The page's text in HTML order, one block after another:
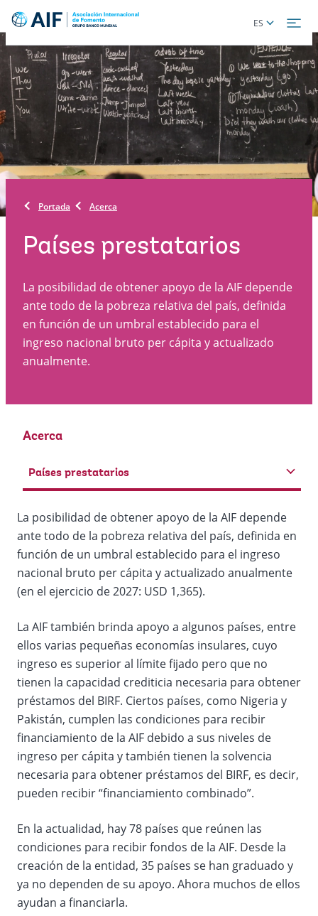
Skip
main
content
Global
toggler
ES
Portada Acerca
Países prestatarios
La posibilidad de obtener apoyo de la AIF depende
ante todo de la pobreza relativa del país, definida
en función de un umbral establecido para el
ingreso nacional bruto per cápita y actualizado
anualmente.
Acerca
Países prestatarios
La posibilidad de obtener apoyo de la AIF depende
ante todo de la pobreza relativa del país, definida en
función de un umbral establecido para el ingreso
nacional bruto per cápita y actualizado anualmente
(en el ejercicio de 2027: USD 1,365).
La AIF también brinda apoyo a algunos países, entre
ellos varias pequeñas economías insulares, cuyo
ingreso es superior al límite fijado pero que no
tienen la capacidad crediticia necesaria para obtener
préstamos del BIRF. Ciertos países, como Nigeria y
Pakistán, cumplen las condiciones para recibir
financiamiento de la AIF debido a sus niveles de
ingreso per cápita y también tienen la solvencia
necesaria para obtener préstamos del BIRF, es decir,
pueden recibir “financiamiento combinado”.
En la actualidad, hay 78 países que reúnen las
condiciones para recibir fondos de la AIF. Desde la
creación de la entidad, 35 países se han graduado y
ya no dependen de su apoyo. Ahora muchos de ellos
ayudan a financiarla.